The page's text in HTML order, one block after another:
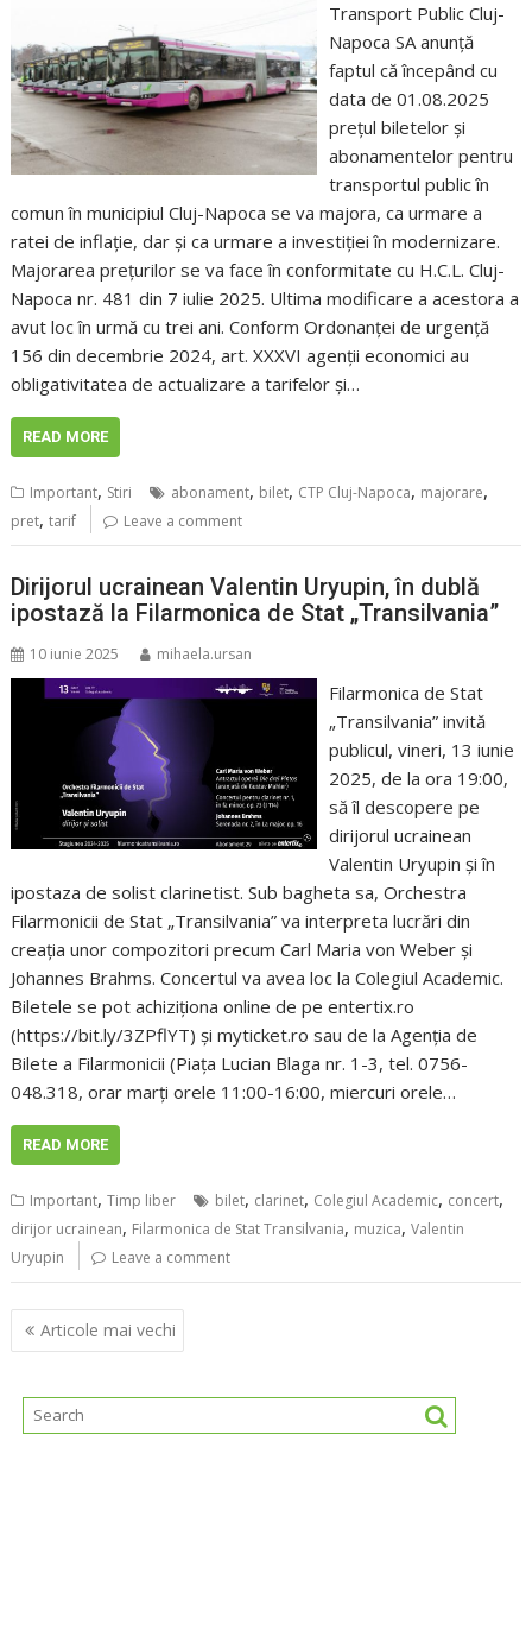
Transport Public Cluj-
Napoca SA anunță
faptul că începând cu
data de 01.08.2025
prețul biletelor și
abonamentelor pentru
transportul public în
comun în municipiul Cluj-Napoca se va majora, ca urmare a
ratei de inflație, dar și ca urmare a investiției în modernizare.
Majorarea prețurilor se va face în conformitate cu H.C.L. Cluj-
Napoca nr. 481 din 7 iulie 2025. Ultima modificare a acestora a
avut loc în urmă cu trei ani. Conform Ordonanței de urgență
156 din decembrie 2024, art. XXXVI agenții economici au
obligativitatea de actualizare a tarifelor și…
READ MORE
Important, Stiri abonament, bilet, CTP Cluj-Napoca, majorare,
pret,tarif Leave a comment
Dirijorul ucrainean Valentin Uryupin, în dublă
ipostază la Filarmonica de Stat „Transilvania”
10 iunie 2025 mihaela.ursan
Filarmonica de Stat
„Transilvania” invită
publicul, vineri, 13 iunie
2025, de la ora 19:00,
să îl descopere pe
dirijorul ucrainean
Valentin Uryupin și în
ipostaza de solist clarinetist. Sub bagheta sa, Orchestra
Filarmonicii de Stat „Transilvania” va interpreta lucrări din
creația unor compozitori precum Carl Maria von Weber și
Johannes Brahms. Concertul va avea loc la Colegiul Academic.
Biletele se pot achiziționa online de pe entertix.ro
(https://bit.ly/3ZPflYT) și myticket.ro sau de la Agenția de
Bilete a Filarmonicii (Piața Lucian Blaga nr. 1-3, tel. 0756-
048.318, orar marți orele 11:00-16:00, miercuri orele…
READ MORE
Important,Timp liber bilet, clarinet, Colegiul Academic, concert,
dirijor ucrainean, Filarmonica de Stat Transilvania, muzica,Valentin
Uryupin
Leave a comment
Navigare
în
Articole mai vechi